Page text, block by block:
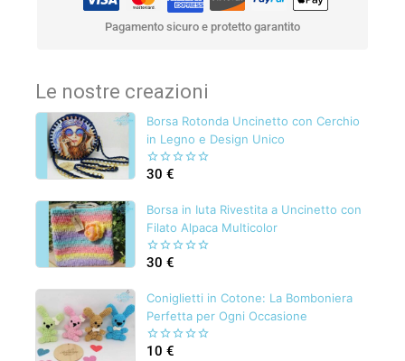
Le nostre creazioni
Borsa Rotonda Uncinetto con Cerchio
in Legno e Design Unico
0
5
30 €
Borsa in Iuta Rivestita a Uncinetto con
Filato Alpaca Multicolor
0
5
30 €
Coniglietti in Cotone: La Bomboniera
Perfetta per Ogni Occasione
010 €
Pagamento sicuro e protetto garantito